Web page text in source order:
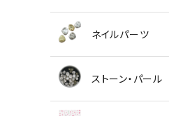
ネイルパーツ
ストーン・パール